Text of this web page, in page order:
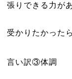
張りできる力が
受かりたかった
言い訳③体調